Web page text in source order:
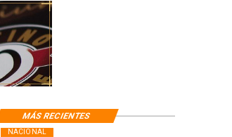
NACIONAL
MÁS RECIENTES